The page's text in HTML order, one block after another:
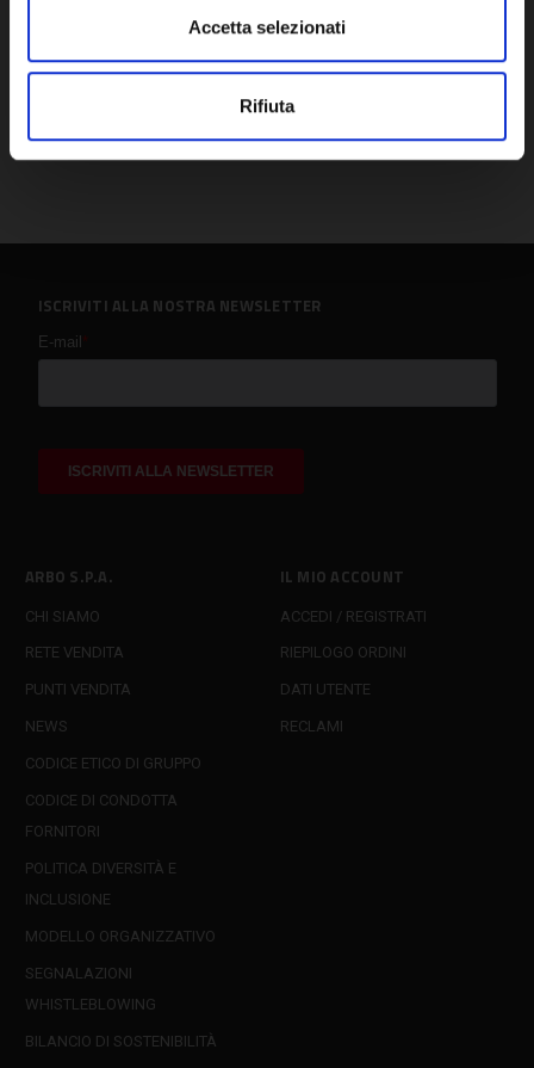
Accetta selezionati
Rifiuta
ARBO S.P.A.
CHI SIAMO
RETE VENDITA
PUNTI VENDITA
NEWS
CODICE ETICO DI GRUPPO
CODICE DI CONDOTTA
FORNITORI
POLITICA DIVERSITÀ E
INCLUSIONE
MODELLO ORGANIZZATIVO
SEGNALAZIONI
WHISTLEBLOWING
BILANCIO DI SOSTENIBILITÀ
IL MIO ACCOUNT
ACCEDI / REGISTRATI
RIEPILOGO ORDINI
DATI UTENTE
RECLAMI
ISCRIVITI ALLA NOSTRA NEWSLETTER